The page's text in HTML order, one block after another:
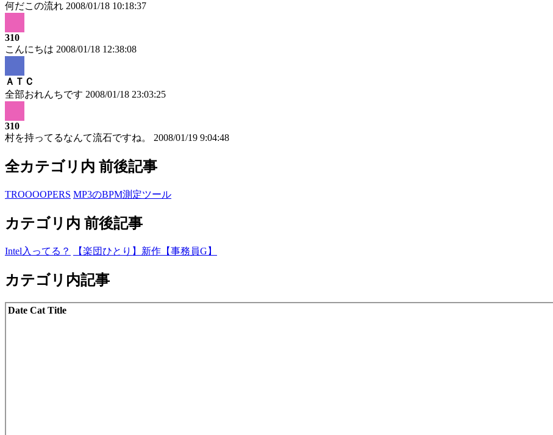
何だこの流れ 2008/01/18 10:18:37
310
こんにちは 2008/01/18 12:38:08
ＡＴＣ
全部おれんちです 2008/01/18 23:03:25
310
村を持ってるなんて流石ですね。
2008/01/19 9:04:48
全カテゴリ内 前後記事
TROOOOPERS MP3のBPM測定ツール
カテゴリ内 前後記事
Intel入ってる？ 【楽団ひとり】新作【事務員G】
カテゴリ内記事